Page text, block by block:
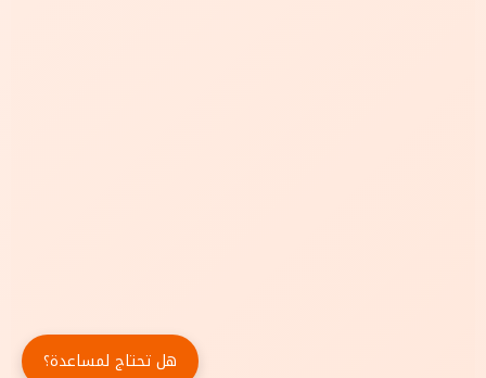
هل تحتاج لمساعدة؟